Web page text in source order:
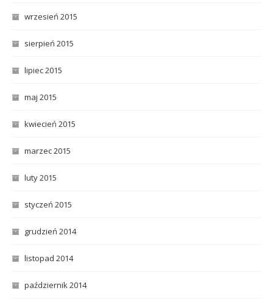
wrzesień 2015
sierpień 2015
lipiec 2015
maj 2015
kwiecień 2015
marzec 2015
luty 2015
styczeń 2015
grudzień 2014
listopad 2014
październik 2014